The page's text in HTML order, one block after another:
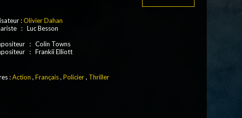
:Olivier Dahan
: Luc Besson
: Colin Towns
: Frankii Elliott
:Action , Français, Policier, Thriller